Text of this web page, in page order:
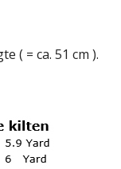
( = ca. 51 cm ).